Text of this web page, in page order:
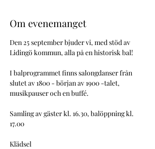
Om evenemanget
Den 25 september bjuder vi, med stöd av
Lidingö kommun, alla på en historisk bal!
I balprogrammet finns salongdanser från
slutet av 1800 - början av 1900 -talet,
musikpauser och en buffé.
Samling av gäster kl. 16.30, balöppning kl.
17.00
Klädsel